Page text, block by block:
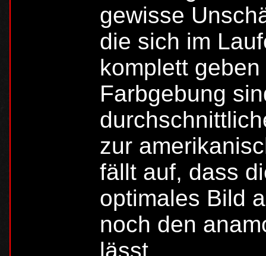
gewisse
die sich im
komplett
Farbgebung
zur
fällt auf, dass
optimales Bild
noch den
lässt.